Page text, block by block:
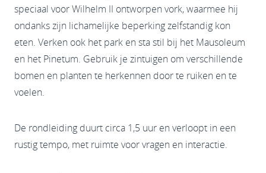
speciaal voor Wilhelm II ontworpen vork, waarmee hij
ondanks zijn lichamelijke beperking zelfstandig kon
eten. Verken ook het park en sta stil bij het Mausoleum
en het Pinetum. Gebruik je zintuigen om verschillende
bomen en planten te herkennen door te ruiken en te
voelen.
De rondleiding duurt circa 1,5 uur en verloopt in een
rustig tempo, met ruimte voor vragen en interactie.